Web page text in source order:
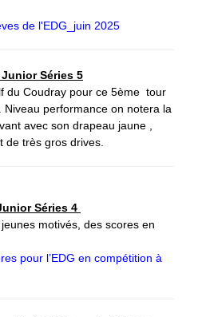
de l'EDG_juin 2025
Séries 5
du Coudray pour ce 5ème tour
performance on notera la
avec son drapeau jaune ,
de très gros drives.
Séries 4
motivés, des scores en
pour l’EDG en compétition à